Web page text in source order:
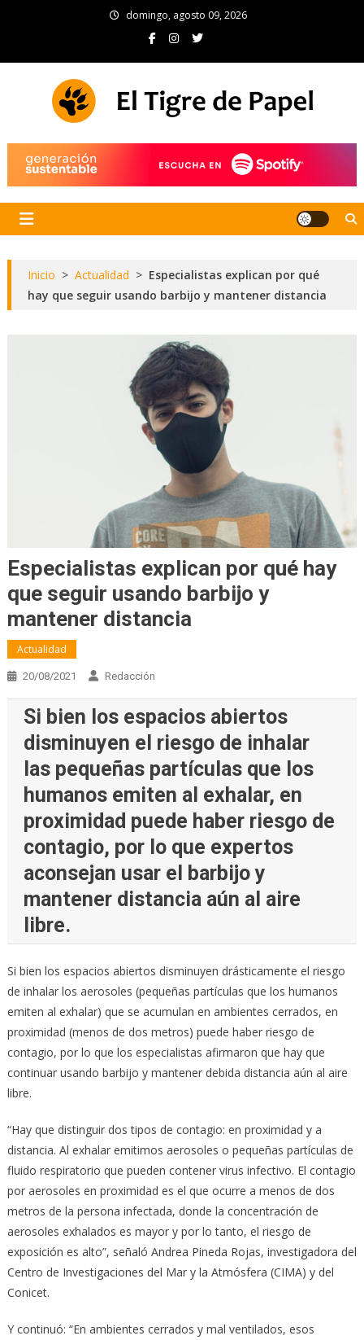
domingo, agosto 09, 2026
Inicio > Actualidad > Especialistas explican por qué
hay que seguir usando barbijo y mantener distancia
Especialistas explican por qué hay
que seguir usando barbijo y
mantener distancia
Actualidad
20/08/2021 Redacción
Si bien los espacios abiertos
disminuyen el riesgo de inhalar
las pequeñas partículas que los
humanos emiten al exhalar, en
proximidad puede haber riesgo de
contagio, por lo que expertos
aconsejan usar el barbijo y
mantener distancia aún al aire
libre.
Si bien los espacios abiertos disminuyen drásticamente el riesgo
de inhalar los aerosoles (pequeñas partículas que los humanos
emiten al exhalar) que se acumulan en ambientes cerrados, en
proximidad (menos de dos metros) puede haber riesgo de
contagio, por lo que los especialistas afirmaron que hay que
continuar usando barbijo y mantener debida distancia aún al aire
libre.
“Hay que distinguir dos tipos de contagio: en proximidad y a
distancia. Al exhalar emitimos aerosoles o pequeñas partículas de
fluido respiratorio que pueden contener virus infectivo. El contagio
por aerosoles en proximidad es el que ocurre a menos de dos
metros de la persona infectada, donde la concentración de
aerosoles exhalados es mayor y por lo tanto, el riesgo de
exposición es alto”, señaló Andrea Pineda Rojas, investigadora del
Centro de Investigaciones del Mar y la Atmósfera (CIMA) y del
Conicet.
Y continuó: “En ambientes cerrados y mal ventilados, esos